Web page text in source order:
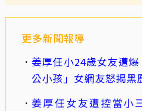
更多新聞報導
姜厚任小24歲女友遭
公小孩」女網友怒揭黑
姜厚任女友遭控當小